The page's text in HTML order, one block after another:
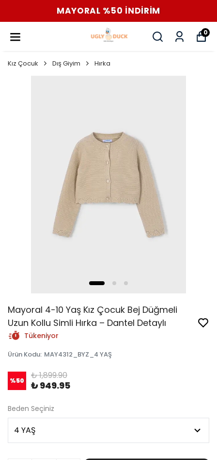
MAYORAL %50 İNDİRİM
0
Kız Çocuk Dış Giyim Hırka
Mayoral 4-10 Yaş Kız Çocuk Bej Düğmeli
Uzun Kollu Simli Hırka – Dantel Detaylı
Tükeniyor
Ürün Kodu: MAY4312_BYZ_4 YAŞ
%50 ₺ 1,899.90
₺ 949.95
Beden Seçiniz